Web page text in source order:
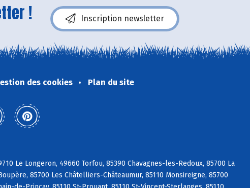
! Inscription newsletter
des cookies Plan du site
Le Longeron, 49660 Torfou, 85390 Chavagnes-les-Redoux, 85700 La
85700 Les Châtelliers-Châteaumur, 85110 Monsireigne, 85700